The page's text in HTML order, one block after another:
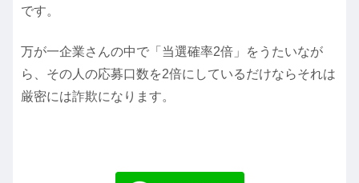
です。
万が一企業さんの中で「当選確率2倍」をうたいなが
ら、その人の応募口数を2倍にしているだけならそれは
厳密には詐欺になります。